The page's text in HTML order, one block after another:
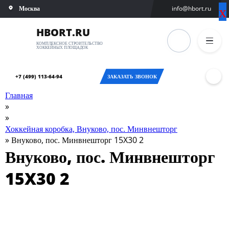
Москва info@hbort.ru
HBORT.RU
КОМПЛЕКСНОЕ СТРОИТЕЛЬСТВО
ХОККЕЙНЫХ ПЛОЩАДОК
+7 (499) 113-64-94 ЗАКАЗАТЬ ЗВОНОК
Санкт-
Екатеринбург
Казань
Оренбург
Главная
»
»
Хоккейная коробка, Внуково, пос. Минвнешторг
»Внуково, пос. Минвнешторг 15X30 2
Внуково, пос. Минвнешторг
15X30 2
х
х